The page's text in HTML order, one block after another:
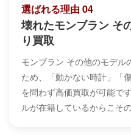
選ばれる理由 04
壊れたモンブラン そ
り買取
モンブラン その他のモデル
ため、「動かない時計」「
を問わず高価買取が可能で
ルが在籍しているからこそ